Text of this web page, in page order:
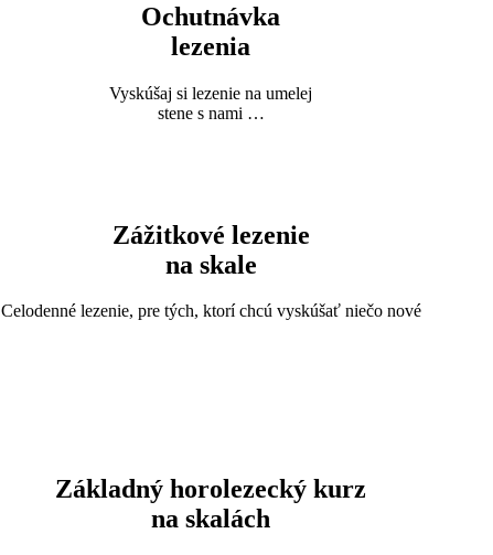
Ochutnávka
lezenia
Vyskúšaj si lezenie na umelej
stene s nami …
Zážitkové lezenie
na skale
Celodenné lezenie, pre tých, ktorí chcú vyskúšať niečo nové
Základný horolezecký kurz
na skalách